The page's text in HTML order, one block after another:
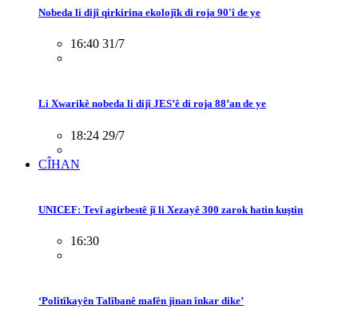
Nobeda li dijî qirkirina ekolojîk di roja 90'î de ye
16:40 31/7
Li Xwarikê nobeda li dijî JES’ê di roja 88’an de ye
18:24 29/7
CÎHAN
UNICEF: Tevî agirbestê jî li Xezayê 300 zarok hatin kuştin
16:30
‘Polîtîkayên Talîbanê mafên jinan înkar dike’